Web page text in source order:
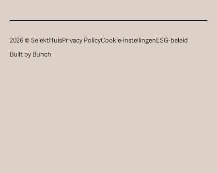
2026 © SelektHuisPrivacy PolicyCookie-instellingenESG-beleid
Built by Bunch